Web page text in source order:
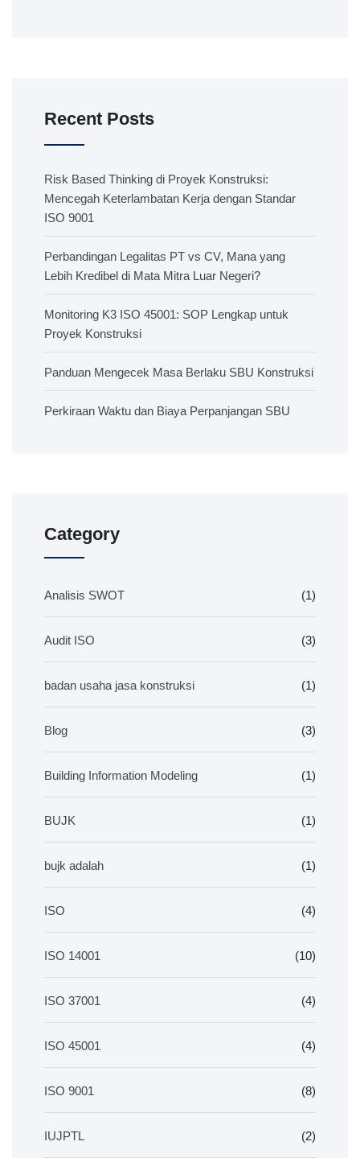
Recent Posts
Risk Based Thinking di Proyek Konstruksi:
Mencegah Keterlambatan Kerja dengan Standar
ISO 9001
Perbandingan Legalitas PT vs CV, Mana yang
Lebih Kredibel di Mata Mitra Luar Negeri?
Monitoring K3 ISO 45001: SOP Lengkap untuk
Proyek Konstruksi
Panduan Mengecek Masa Berlaku SBU Konstruksi
Perkiraan Waktu dan Biaya Perpanjangan SBU
Category
Analisis SWOT (1)
Audit ISO (3)
badan usaha jasa konstruksi (1)
Blog (3)
Building Information Modeling (1)
BUJK (1)
bujk adalah (1)
ISO (4)
ISO 14001 (10)
ISO 37001 (4)
ISO 45001 (4)
ISO 9001 (8)
IUJPTL (2)